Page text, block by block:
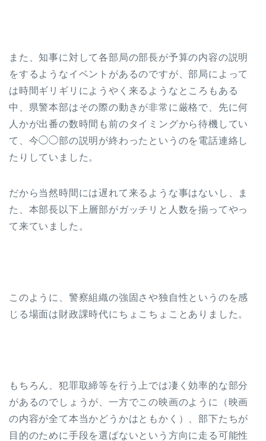
また、知事に対して各部局の部長が予算の内容の説明
をするようなイベントがあるのですが、部局によって
は時間ギリギリにようやく来るようなところもある
中、県警本部はその際の動きが非常に厳格で、先に何
人かが出番の数時間も前のタイミングから待機してい
て、今◯◯部の説明が終わったというのを電話連絡し
たりしていました。
だから当然時間には遅れて来るような事はないし、ま
た、本部長以下上層部がガッチリと人数を揃ってやっ
て来ていました。
このように、警察組織の強固さや独自性というのを感
じる場面は財政課時代にちょこちょことありました。
もちろん、犯罪取締等を行う上では凄く効率的な部分
があるのでしょうが、一方でこの映画のように（映画
の内容が全て本当かどうかはともかく）、部下たちが
目的のために手段を選ばないという方向に走る可能性